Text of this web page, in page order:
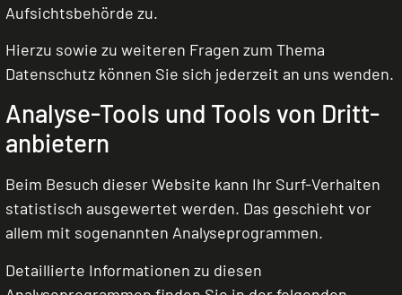
Aufsichtsbehörde zu.
Hierzu sowie zu weiteren Fragen zum Thema
Datenschutz können Sie sich jederzeit an uns wenden.
Analyse-Tools und Tools von Dritt­
anbietern
Beim Besuch dieser Website kann Ihr Surf-Verhalten
statistisch ausgewertet werden. Das geschieht vor
allem mit sogenannten Analyseprogrammen.
Detaillierte Informationen zu diesen